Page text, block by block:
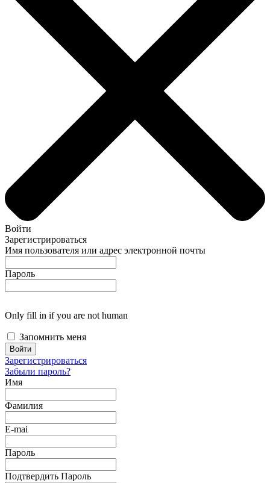
Войти
Зарегистрироваться
Имя пользователя или адрес электронной почты
Пароль
Only fill in if you are not human
Запомнить меня
Зарегистрироваться
Забыли пароль?
Имя
Фамилия
E-mai
Пароль
Подтвердить Пароль